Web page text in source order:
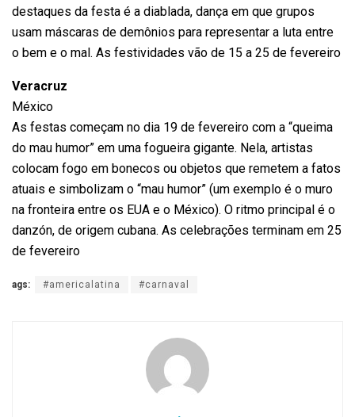
destaques da festa é a diablada, dança em que grupos
usam máscaras de demônios para representar a luta entre
o bem e o mal. As festividades vão de 15 a 25 de fevereiro
Veracruz
México
As festas começam no dia 19 de fevereiro com a “queima
do mau humor” em uma fogueira gigante. Nela, artistas
colocam fogo em bonecos ou objetos que remetem a fatos
atuais e simbolizam o “mau humor” (um exemplo é o muro
na fronteira entre os EUA e o México). O ritmo principal é o
danzón, de origem cubana. As celebrações terminam em 25
de fevereiro
ags: #americalatina #carnaval